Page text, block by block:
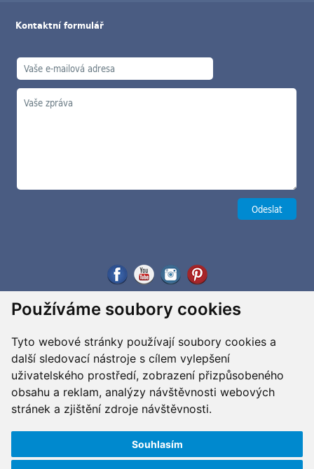
Používáme soubory cookies
Tyto webové stránky používají soubory cookies a
další sledovací nástroje s cílem vylepšení
uživatelského prostředí, zobrazení přizpůsobeného
obsahu a reklam, analýzy návštěvnosti webových
stránek a zjištění zdroje návštěvnosti.
Souhlasím
Kontaktní formulář